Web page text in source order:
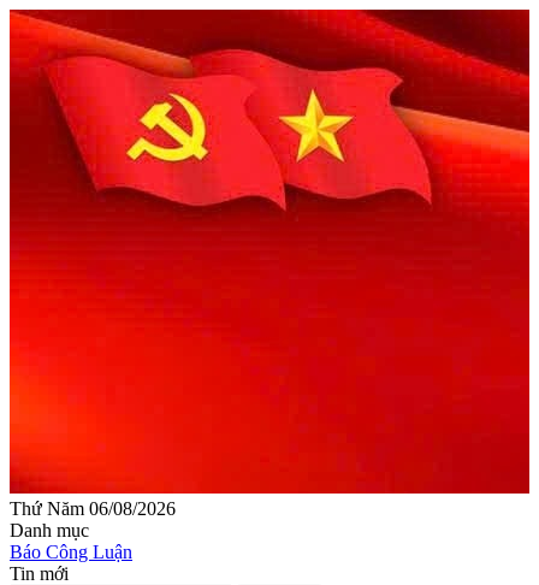
Thứ Năm 06/08/2026
Danh mục
Báo Công Luận
Tin mới